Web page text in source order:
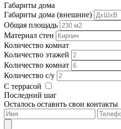
Габариты дома
Габариты дома (внешние)
Общая площадь
Материал стен
Количество комнат
Количество этажей
Количество комнат
Количество с/у
С террасой
Последний шаг
Осталось оставить свои контакты